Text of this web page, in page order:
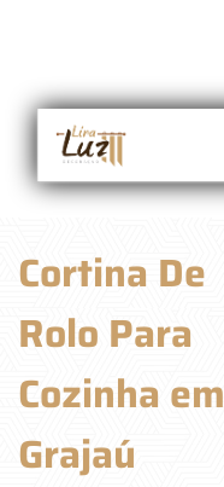
Cortina De
Rolo Para
Cozinha em
Grajaú